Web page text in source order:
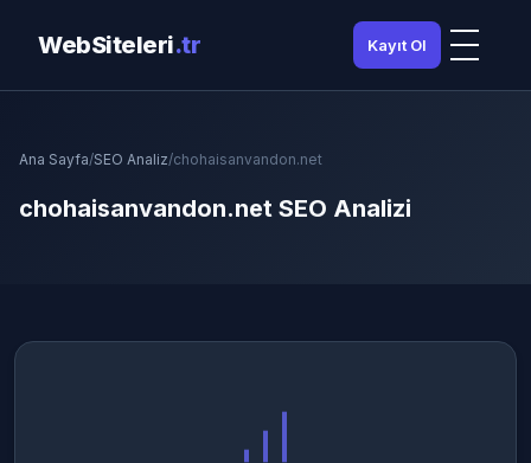
WebSiteleri.tr Kayıt Ol
Ana Sayfa/SEO Analiz/chohaisanvandon.net
chohaisanvandon.net SEO Analizi